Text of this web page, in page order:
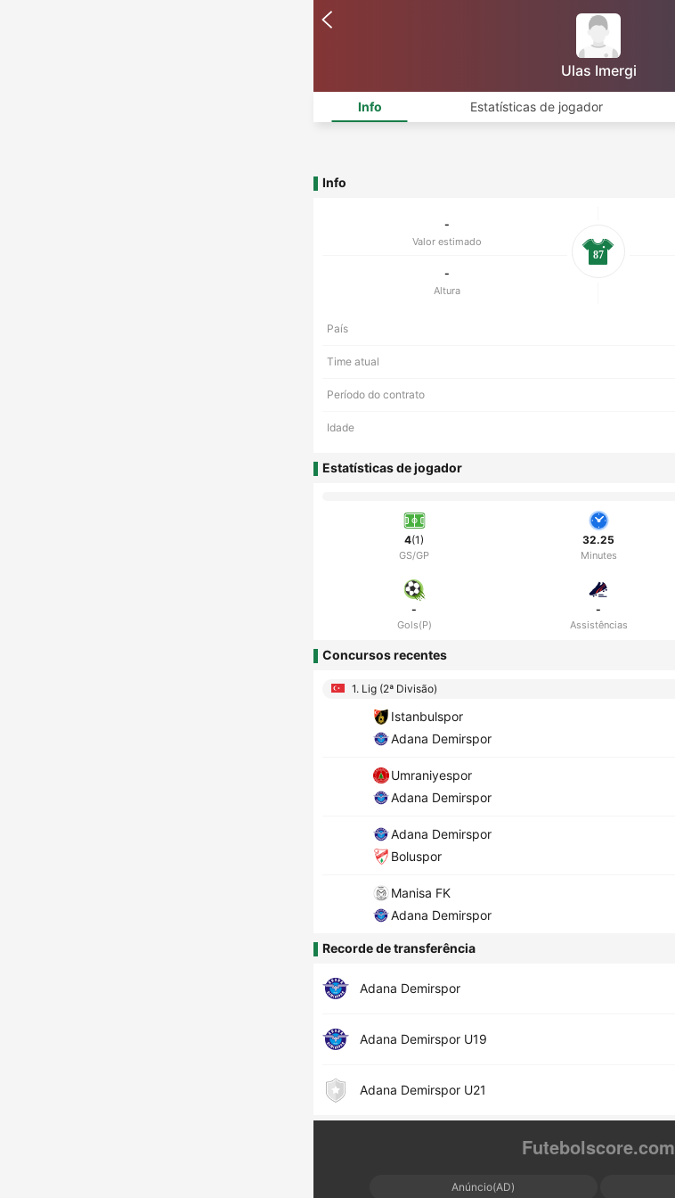
Ulas Imergi
Info Estatísticas de jogador
Info
-
Valor estimado
-
Altura
87
País
Time atual
Período do contrato
Idade
Estatísticas de jogador
4(1)
GS/GP
32.25
Minutes
-
Gols(P)
-
Assistências
Concursos recentes
1. Lig (2ª Divisão)
Istanbulspor
Adana Demirspor
Umraniyespor
Adana Demirspor
Adana Demirspor
Boluspor
Manisa FK
Adana Demirspor
Recorde de transferência
Adana Demirspor
Adana Demirspor U19
Adana Demirspor U21
Futebolscore.com
Anúncio(AD)